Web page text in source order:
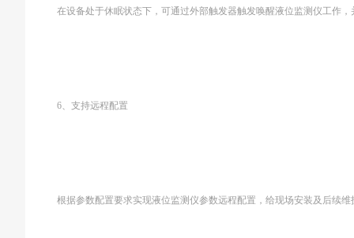
在设备处于休眠状态下，可通过外部触发器触发唤醒液位监测仪工作，
6、支持远程配置
根据参数配置要求实现液位监测仪参数远程配置，给现场安装及后续维